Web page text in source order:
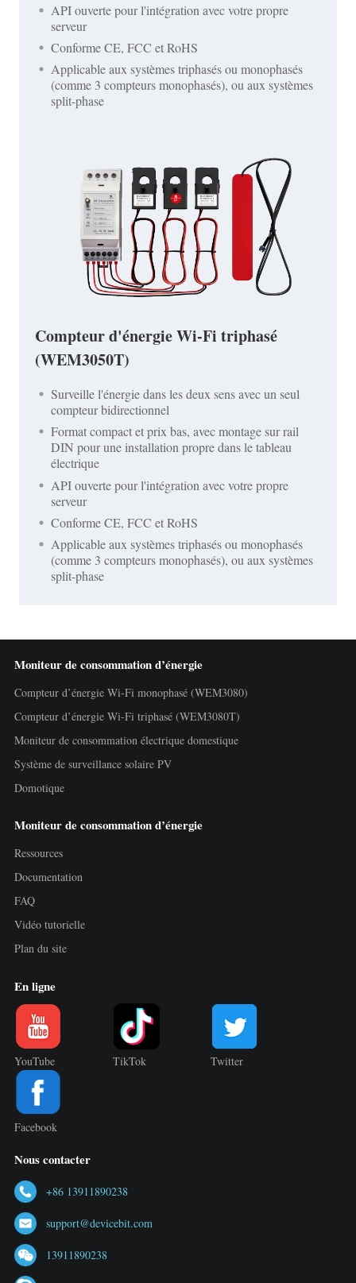
API ouverte pour l'intégration avec votre propre
serveur
Conforme CE, FCC et RoHS
Applicable aux systèmes triphasés ou monophasés
(comme 3 compteurs monophasés), ou aux systèmes
split-phase
Compteur d'énergie Wi-Fi triphasé
(WEM3050T)
Surveille l'énergie dans les deux sens avec un seul
compteur bidirectionnel
Format compact et prix bas, avec montage sur rail
DIN pour une installation propre dans le tableau
électrique
API ouverte pour l'intégration avec votre propre
serveur
Conforme CE, FCC et RoHS
Applicable aux systèmes triphasés ou monophasés
(comme 3 compteurs monophasés), ou aux systèmes
split-phase
Moniteur de consommation d’énergie
Compteur d’énergie Wi-Fi monophasé (WEM3080)
Compteur d’énergie Wi-Fi triphasé (WEM3080T)
Moniteur de consommation électrique domestique
Système de surveillance solaire PV
Domotique
Moniteur de consommation d’énergie
Ressources
Documentation
FAQ
Vidéo tutorielle
Plan du site
En ligne
YouTube TikTok Twitter
Facebook
Nous contacter
+86 13911890238
support@devicebit.com
13911890238